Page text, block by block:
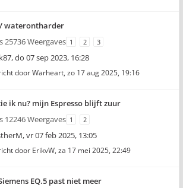
waterontharder
25736 Weergaves 1 2 3
,do 07 sep 2023, 16:28
doorWarheart, zo 17 aug 2025, 19:16
ik nu? mijn Espresso blijft zuur
12246 Weergaves 1 2
,vr 07 feb 2025, 13:05
door ErikvW, za 17 mei 2025, 22:49
EQ.5 past niet meer